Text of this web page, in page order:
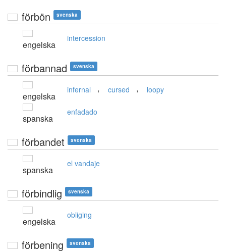
förbön svenska
engelska
intercession
förbannad svenska
engelska
infernal , cursed , loopy
spanska
enfadado
förbandet svenska
spanska
el vandaje
förbindlig svenska
engelska
obliging
förbening svenska